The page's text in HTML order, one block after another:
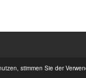
stimmen Sie der